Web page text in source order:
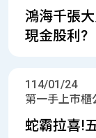
鴻海千張
現金股利?
114/01/24
第一手上市櫃
蛇霸拉喜!